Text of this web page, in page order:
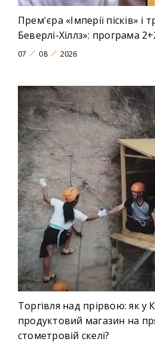
Прем'єра «Імперії пісків» і
Беверлі-Хіллз»: програма
07 08 2026
Торгівля над прірвою: як у
продуктовий магазин на
стометровій скелі?